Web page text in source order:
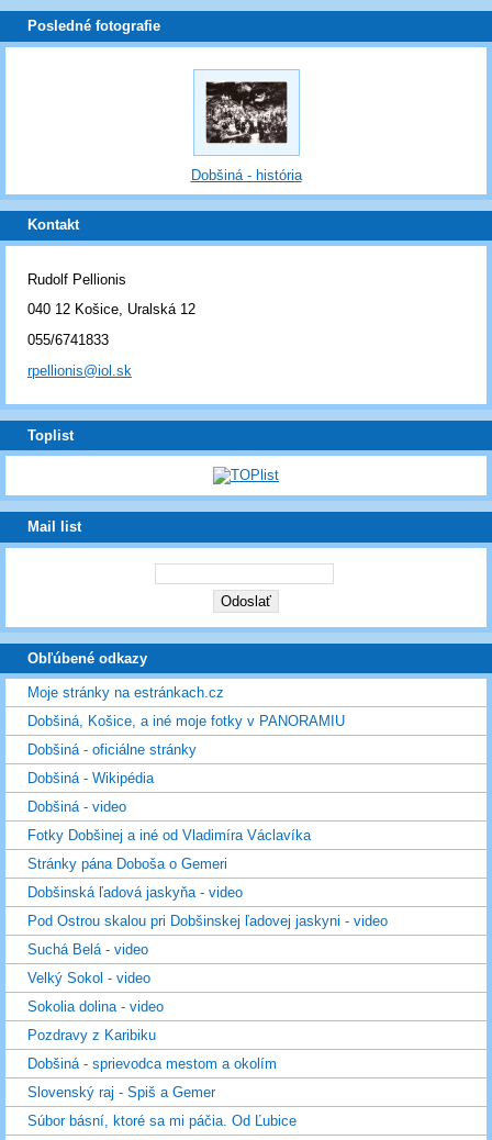
Posledné fotografie
Dobšiná - história
Kontakt
Rudolf Pellionis
040 12 Košice, Uralská 12
055/6741833
rpellionis@iol.sk
Toplist
Mail list
Obľúbené odkazy
Moje stránky na estránkach.cz
Dobšiná, Košice, a iné moje fotky v PANORAMIU
Dobšiná - oficiálne stránky
Dobšiná - Wikipédia
Dobšiná - video
Fotky Dobšinej a iné od Vladimíra Václavíka
Stránky pána Doboša o Gemeri
Dobšinská ľadová jaskyňa - video
Pod Ostrou skalou pri Dobšinskej ľadovej jaskyni - video
Suchá Belá - video
Velký Sokol - video
Sokolia dolina - video
Pozdravy z Karibiku
Dobšiná - sprievodca mestom a okolím
Slovenský raj - Spiš a Gemer
Súbor básní, ktoré sa mi páčia. Od Ľubice